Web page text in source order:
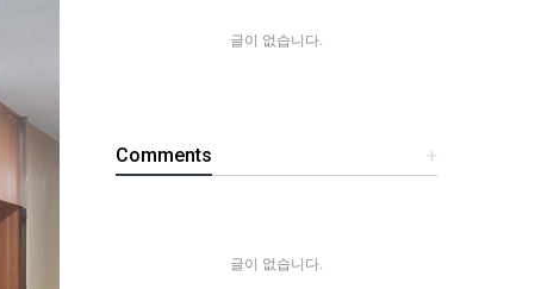
글이 없습니다.
+
Comments
글이 없습니다.